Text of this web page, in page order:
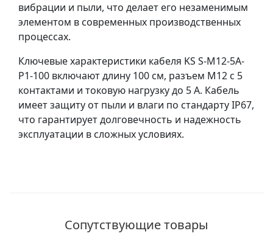
вибрации и пыли, что делает его незаменимым
элементом в современных производственных
процессах.
Ключевые характеристики кабеля KS S-M12-5A-
P1-100 включают длину 100 см, разъем M12 с 5
контактами и токовую нагрузку до 5 А. Кабель
имеет защиту от пыли и влаги по стандарту IP67,
что гарантирует долговечность и надежность
эксплуатации в сложных условиях.
Сопутствующие товары